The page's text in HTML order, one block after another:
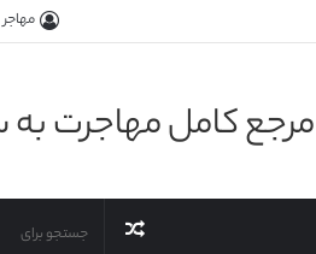
مرجع کامل مهاجرت به
نوشته